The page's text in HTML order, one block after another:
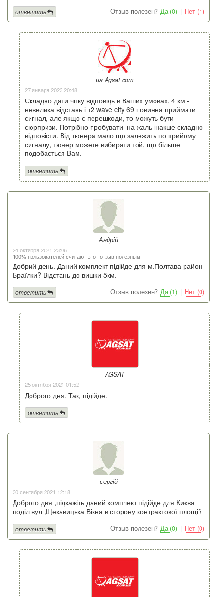
Отзыв полезен? Да (0) | Нет (1)
ответить
ua Agsat com
27 января 2023 20:48
Складно дати чітку відповідь в Ваших умовах, 4 км -
невелика відстань і т2 wave city 69 повинна приймати
сигнал, але якщо є перешкоди, то можуть бути
сюрпризи. Потрібно пробувати, на жаль інакше складно
відповісти. Від тюнера мало що залежить по прийому
сигналу, тюнер можете вибирати той, що більше
подобається Вам.
ответить
Андрій
24 октября 2021 23:06
100% пользователей считают этот отзыв полезным
Добрий день. Даний комплект підійде для м.Полтава район
Браїлки? Відстань до вишки 5км.
Отзыв полезен? Да (1) | Нет (0)
ответить
AGSAT
25 октября 2021 01:52
Доброго дня. Так, підійде.
ответить
сергій
30 сентября 2021 12:18
Доброго дня ,підкажіть даний комплект підійде для Києва
поділ вул ,Щекавицька Вікна в сторону контрактової площі?
Отзыв полезен? Да (0) | Нет (0)
ответить